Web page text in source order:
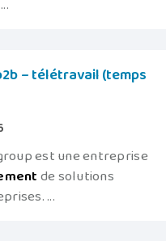
– télétravail (temps
est une entreprise
de solutions
...